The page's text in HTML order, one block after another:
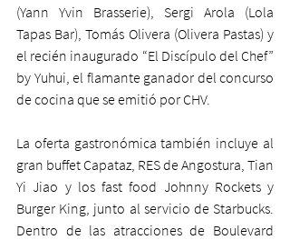
(Yann Yvin Brasserie), Sergi Arola (Lola
Tapas Bar), Tomás Olivera (Olivera Pastas) y
el recién inaugurado “El Discípulo del Chef”
by Yuhui, el flamante ganador del concurso
de cocina que se emitió por CHV.
La oferta gastronómica también incluye al
gran buffet Capataz, RES de Angostura, Tian
Yi Jiao y los fast food Johnny Rockets y
Burger King, junto al servicio de Starbucks.
Dentro de las atracciones de Boulevard